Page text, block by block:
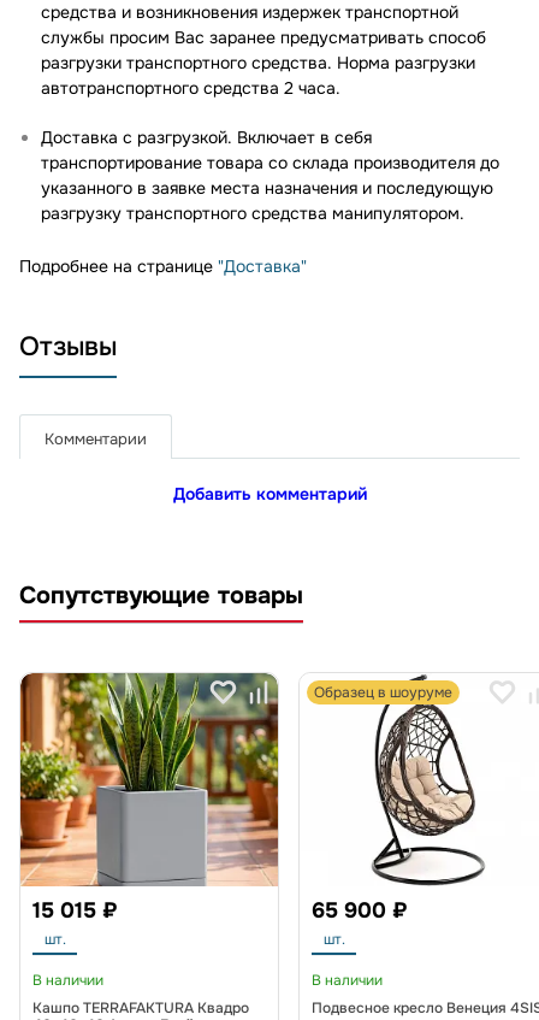
средства и возникновения издержек транспортной
службы просим Вас заранее предусматривать способ
разгрузки транспортного средства. Норма разгрузки
автотранспортного средства 2 часа.
Доставка с разгрузкой. Включает в себя
транспортирование товара со склада производителя до
указанного в заявке места назначения и последующую
разгрузку транспортного средства манипулятором.
Подробнее на странице "Доставка"
Отзывы
Комментарии
Добавить комментарий
Сопутствующие товары
15 015 ₽
шт.
В наличии
Кашпо TERRAFAKTURA Квадро
Образец в шоуруме
65 900 ₽
шт.
В наличии
Подвесное кресло Венеция